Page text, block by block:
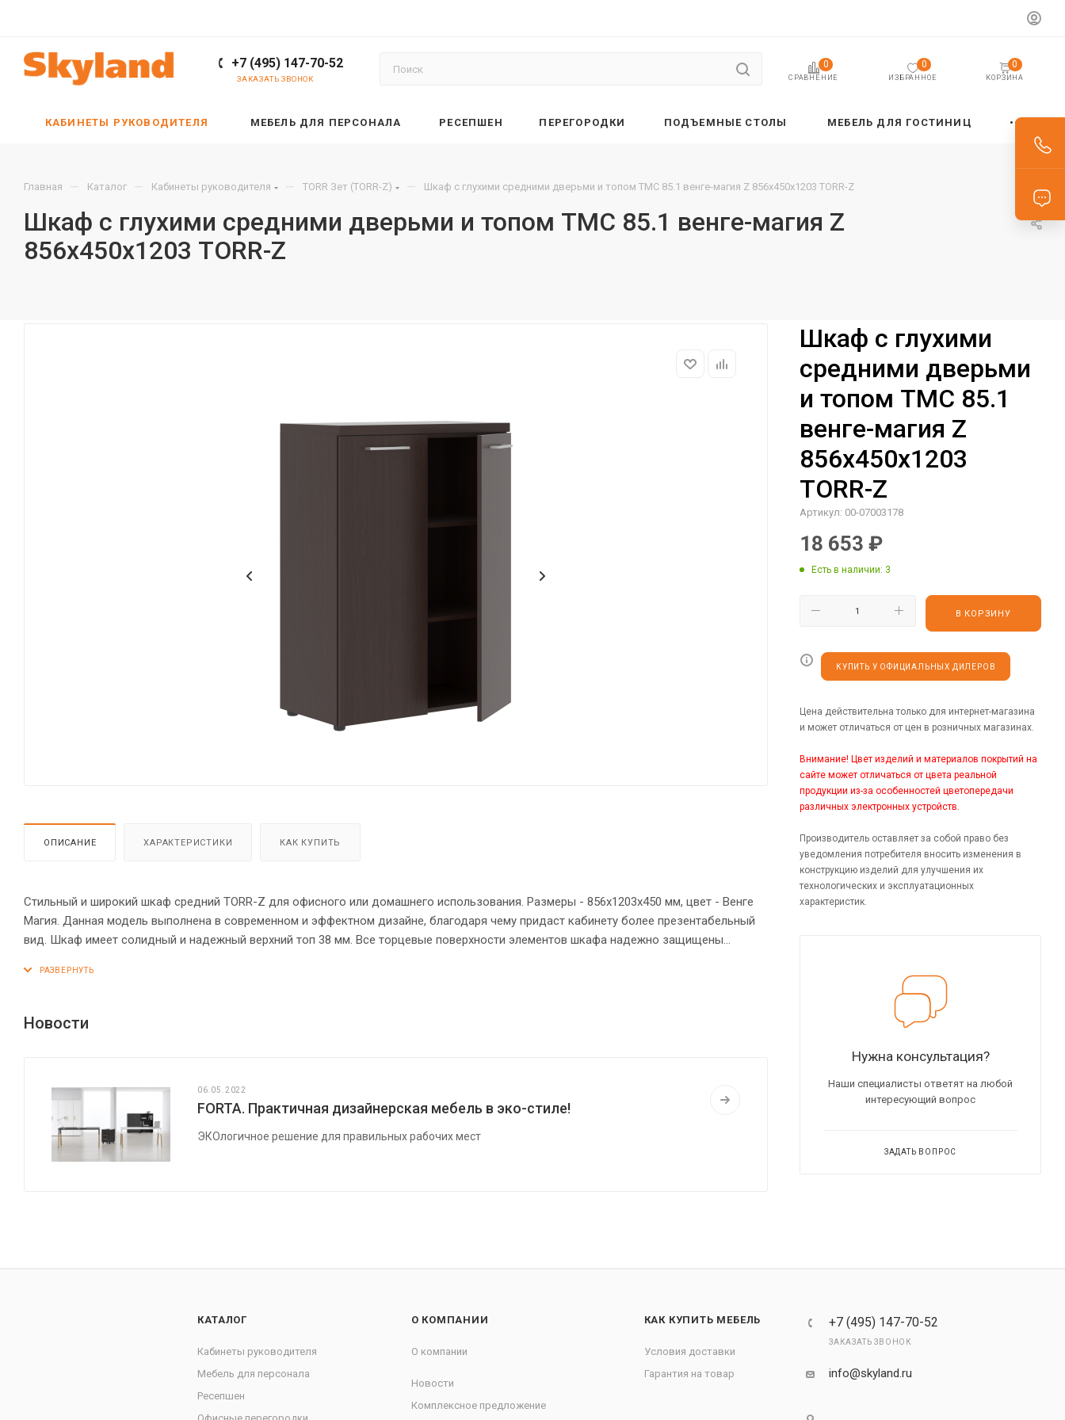
+7 (495) 147-70-52
ЗАКАЗАТЬ ЗВОНОК СРАВНЕНИЕ
0
ИЗБРАННОЕ
0
КОРЗИНА
0
КАБИНЕТЫ РУКОВОДИТЕЛЯ МЕБЕЛЬ ДЛЯ ПЕРСОНАЛА РЕСЕПШЕН ПЕРЕГОРОДКИ ПОДЪЕМНЫЕ СТОЛЫ МЕБЕЛЬ ДЛЯ ГОСТИНИЦ
Главная — Каталог — Кабинеты руководителя — TORR Зет (TORR-Z) — Шкаф с глухими средними дверьми и топом TMC 85.1 венге-магия Z 856х450х1203 TORR-Z
Шкаф с глухими средними дверьми и топом TMC 85.1 венге-магия Z
856х450х1203 TORR-Z
ОПИСАНИЕ ХАРАКТЕРИСТИКИ КАК КУПИТЬ
Стильный и широкий шкаф средний TORR-Z для офисного или домашнего использования. Размеры - 856х1203х450 мм, цвет - Венге
Магия. Данная модель выполнена в современном и эффектном дизайне, благодаря чему придаст кабинету более презентабельный
вид. Шкаф имеет солидный и надежный верхний топ 38 мм. Все торцевые поверхности элементов шкафа надежно защищены
долговечные и стильные металлические ручки. Конструкция шкафа оснащена прочными силовыми креплениями – эксцентриковыми
Новости
06.05.2022
FORTA. Практичная дизайнерская мебель в эко-стиле!
ЭКОлогичное решение для правильных рабочих мест
Шкаф с глухими
средними дверьми
и топом TMC 85.1
венге-магия Z
856х450х1203
TORR-Z
Артикул: 00-07003178
18 653 ₽
Есть в наличии: 3
В КОРЗИНУ
КУПИТЬ У ОФИЦИАЛЬНЫХ ДИЛЕРОВ
Цена действительна только для интернет-магазина
и может отличаться от цен в розничных магазинах.
Внимание! Цвет изделий и материалов покрытий на
сайте может отличаться от цвета реальной
продукции из-за особенностей цветопередачи
различных электронных устройств.
Производитель оставляет за собой право без
уведомления потребителя вносить изменения в
конструкцию изделий для улучшения их
технологических и эксплуатационных
характеристик.
Нужна консультация?
Наши специалисты ответят на любой
интересующий вопрос
ЗАДАТЬ ВОПРОС
КАТАЛОГ
Кабинеты руководителя
Мебель для персонала
Ресепшен
О КОМПАНИИ
О компании
Новости
Комплексное предложение
КАК КУПИТЬ МЕБЕЛЬ
Условия доставки
Гарантия на товар
+7 (495) 147-70-52
ЗАКАЗАТЬ ЗВОНОК
info@skyland.ru